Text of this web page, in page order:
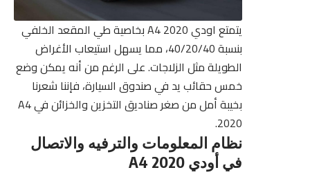
يتمتع اودي A4 2020 بخاصية طي المقعد الخلفي
بنسبة 40/20/40، مما يسهل استيعاب الأغراض
الطويلة مثل الزلاجات. على الرغم من أنه يمكن وضع
خمس حقائب يد في صندوق السيارة، فإننا شعرنا
بخيبة أمل من صغر صناديق التخزين والخزائن في A4
2020.
نظام المعلومات والترفيه والاتصال
في أودي A4 2020